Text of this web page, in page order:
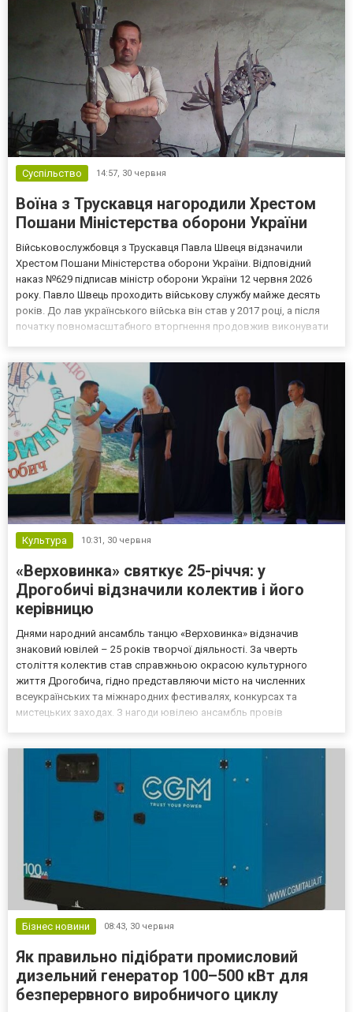
Суспільство 14:57, 30 червня
Воїна з Трускавця нагородили Хрестом
Пошани Міністерства оборони України
Військовослужбовця з Трускавця Павла Швеця відзначили
Хрестом Пошани Міністерства оборони України. Відповідний
наказ №629 підписав міністр оборони України 12 червня 2026
року. Павло Швець проходить військову службу майже десять
років. До лав українського війська він став у 2017 році, а після
початку повномасштабного вторгнення продовжив виконувати
Культура 10:31, 30 червня
«Верховинка» святкує 25-річчя: у
Дрогобичі відзначили колектив і його
керівницю
Днями народний ансамбль танцю «Верховинка» відзначив
знаковий ювілей – 25 років творчої діяльності. За чверть
століття колектив став справжньою окрасою культурного
життя Дрогобича, гідно представляючи місто на численних
всеукраїнських та міжнародних фестивалях, конкурсах та
мистецьких заходах. З нагоди ювілею ансамбль провів
відзначил...
Бізнес новини 08:43, 30 червня
Як правильно підібрати промисловий
дизельний генератор 100–500 кВт для
безперервного виробничого циклу